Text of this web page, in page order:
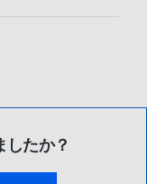
したか？